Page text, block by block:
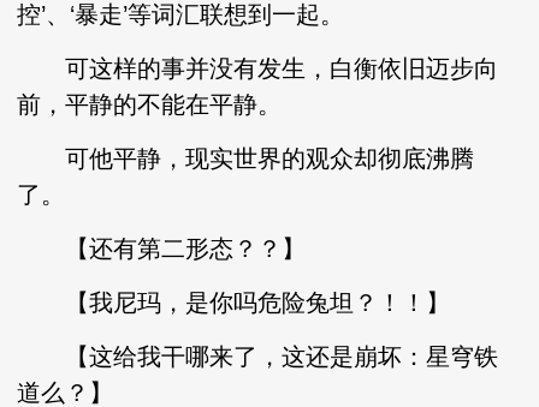
控’、‘暴走’等词汇联想到一起。
可这样的事并没有发生，白衡依旧迈步向
前，平静的不能在平静。
可他平静，现实世界的观众却彻底沸腾
了。
【还有第二形态？？】
【我尼玛，是你吗危险兔坦？！！】
【这给我干哪来了，这还是崩坏：星穹铁
道么？】